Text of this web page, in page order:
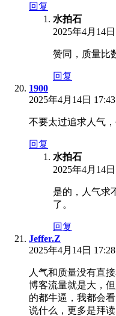
回复
水拍石
2025年4月14
赞同，质量比
回复
1900
2025年4月14日 17:43
不要太过追求人气
回复
水拍石
2025年4月14
是的，人气求
了。
回复
Jeffer.Z
2025年4月14日 17:28
人气和质量没有直
博客流量就是大，
的都牛逼，我都会
说什么，更多是拜